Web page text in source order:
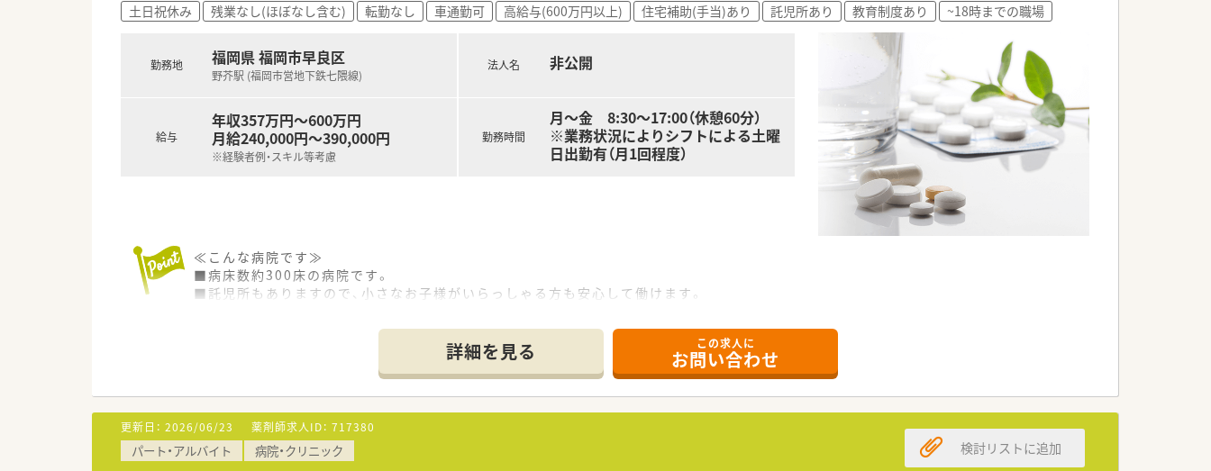
土日祝休み 残業なし(ほぼなし含む) 転勤なし 車通勤可 高給与(600万円以上) 住宅補助(手当)あり 託児所あり 教育制度あり ~18時までの職場
勤務地 福岡県 福岡市早良区
野芥駅 (福岡市営地下鉄七隈線)
給与
年収357万円～600万円
月給240,000円～390,000円
※経験者例・スキル等考慮
法人名 非公開
勤務時間
月～金 8:30～17:00（休憩60分）
※業務状況によりシフトによる土曜
日出勤有（月1回程度）
≪こんな病院です≫
■病床数約300床の病院です。
■託児所もありますので、小さなお子様がいらっしゃる方も安心して働けます。
■人数体制も手厚く、雰囲気の良い職場環境です。
詳細を見る この求人に
お問い合わせ
更新日： 2026/06/23 薬剤師求人ID： 717380
パート・アルバイト 病院・クリニック 検討リストに追加